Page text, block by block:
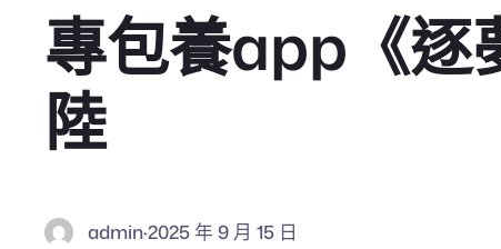
專包養app《逐
陸
admin·2025 年 9 月 15 日